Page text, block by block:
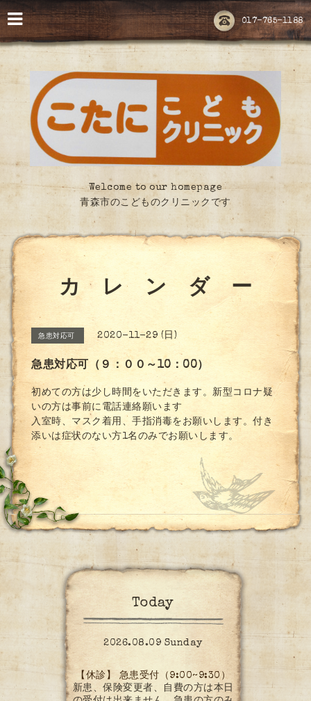
017-765-1188
Welcome to our homepage
青森市のこどものクリニックです
カ レ ン ダ ー
急患対応可 2020-11-29 (日)
急患対応可（９：００～10：00）
初めての方は少し時間をいただきます。新型コロナ疑
いの方は事前に電話連絡願います
入室時、マスク着用、手指消毒をお願いします。付き
添いは症状のない方1名のみでお願いします。
Today
2026.08.09 Sunday
【休診】 急患受付（9:00~9:30）
新患、保険変更者、自費の方は本日